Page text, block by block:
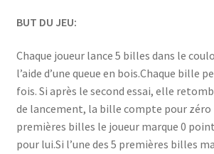
BUT DU JEU:
Chaque joueur lance 5 billes dans le
l’aide d’une queue en bois.Chaque bille
fois. Si après le second essai, elle
de lancement, la bille compte pour zéro
premières billes le joueur marque 0
pour lui.Si l’une des 5 premières billes